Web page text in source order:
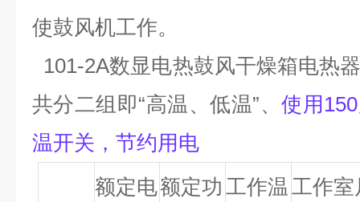
使鼓风机工作。
101-2A数显电热鼓风干燥箱电热
共分二组即“高温、低温”、使用
温开关，节约用电
额定电额定功 工作温 工作室